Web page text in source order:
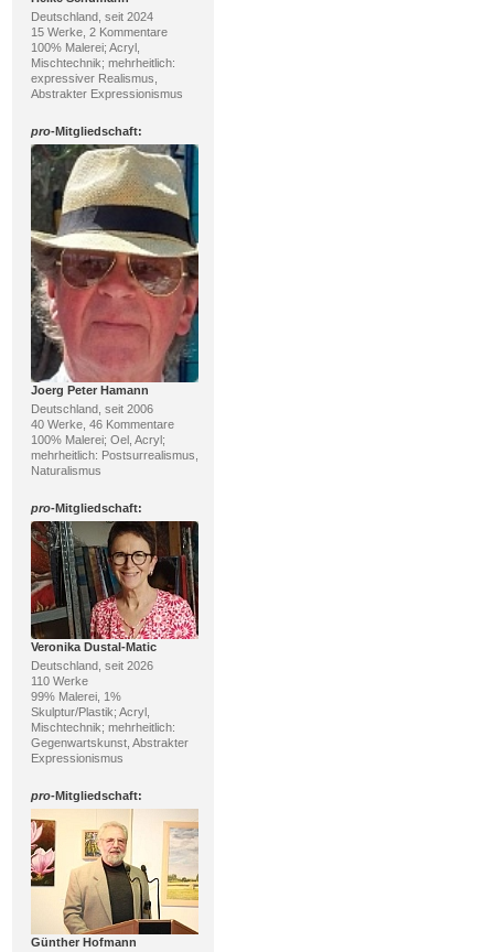
Deutschland, seit 2024
15 Werke, 2 Kommentare
100% Malerei; Acryl,
Mischtechnik; mehrheitlich:
expressiver Realismus,
Abstrakter Expressionismus
pro-Mitgliedschaft:
Joerg Peter Hamann
Deutschland, seit 2006
40 Werke, 46 Kommentare
100% Malerei; Oel, Acryl;
mehrheitlich: Postsurrealismus,
Naturalismus
pro-Mitgliedschaft:
Veronika Dustal-Matic
Deutschland, seit 2026
110 Werke
99% Malerei, 1%
Skulptur/Plastik; Acryl,
Mischtechnik; mehrheitlich:
Gegenwartskunst, Abstrakter
Expressionismus
pro-Mitgliedschaft:
Günther Hofmann